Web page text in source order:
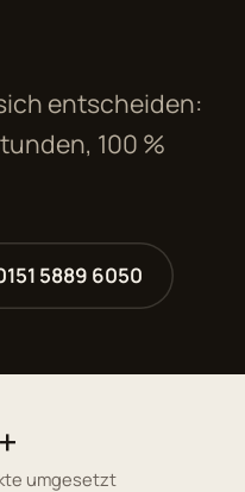
entscheiden:
100 %
5889 6050
umgesetzt